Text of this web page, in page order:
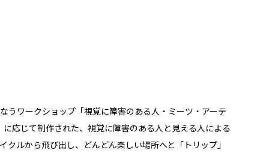
うワークショップ「視覚に障害のある人・ミーツ・アーテ
応じて制作された、視覚に障害のある人と見える人による
ルから飛び出し、どんどん楽しい場所へと「トリップ」